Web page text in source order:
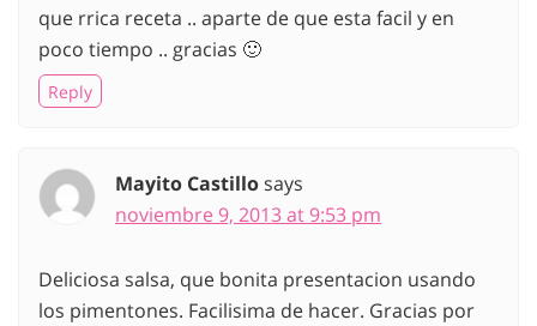
que rrica receta .. aparte de que esta facil y en
poco tiempo .. gracias 🙂
Reply
Mayito Castillosays
noviembre 9, 2013 at 9:53 pm
Deliciosa salsa, que bonita presentacion usando
los pimentones. Facilisima de hacer. Gracias por